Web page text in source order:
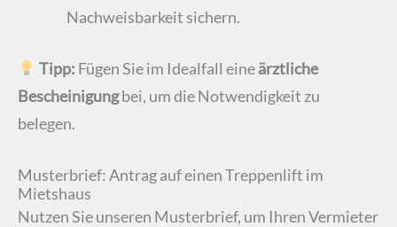
Nachweisbarkeit sichern.
Tipp: Fügen Sie im Idealfall eineärztliche
Bescheinigungbei, um die Notwendigkeit zu
belegen.
Musterbrief: Antrag auf einen Treppenlift im
Mietshaus
Nutzen Sie unseren Musterbrief, um Ihren Vermieter